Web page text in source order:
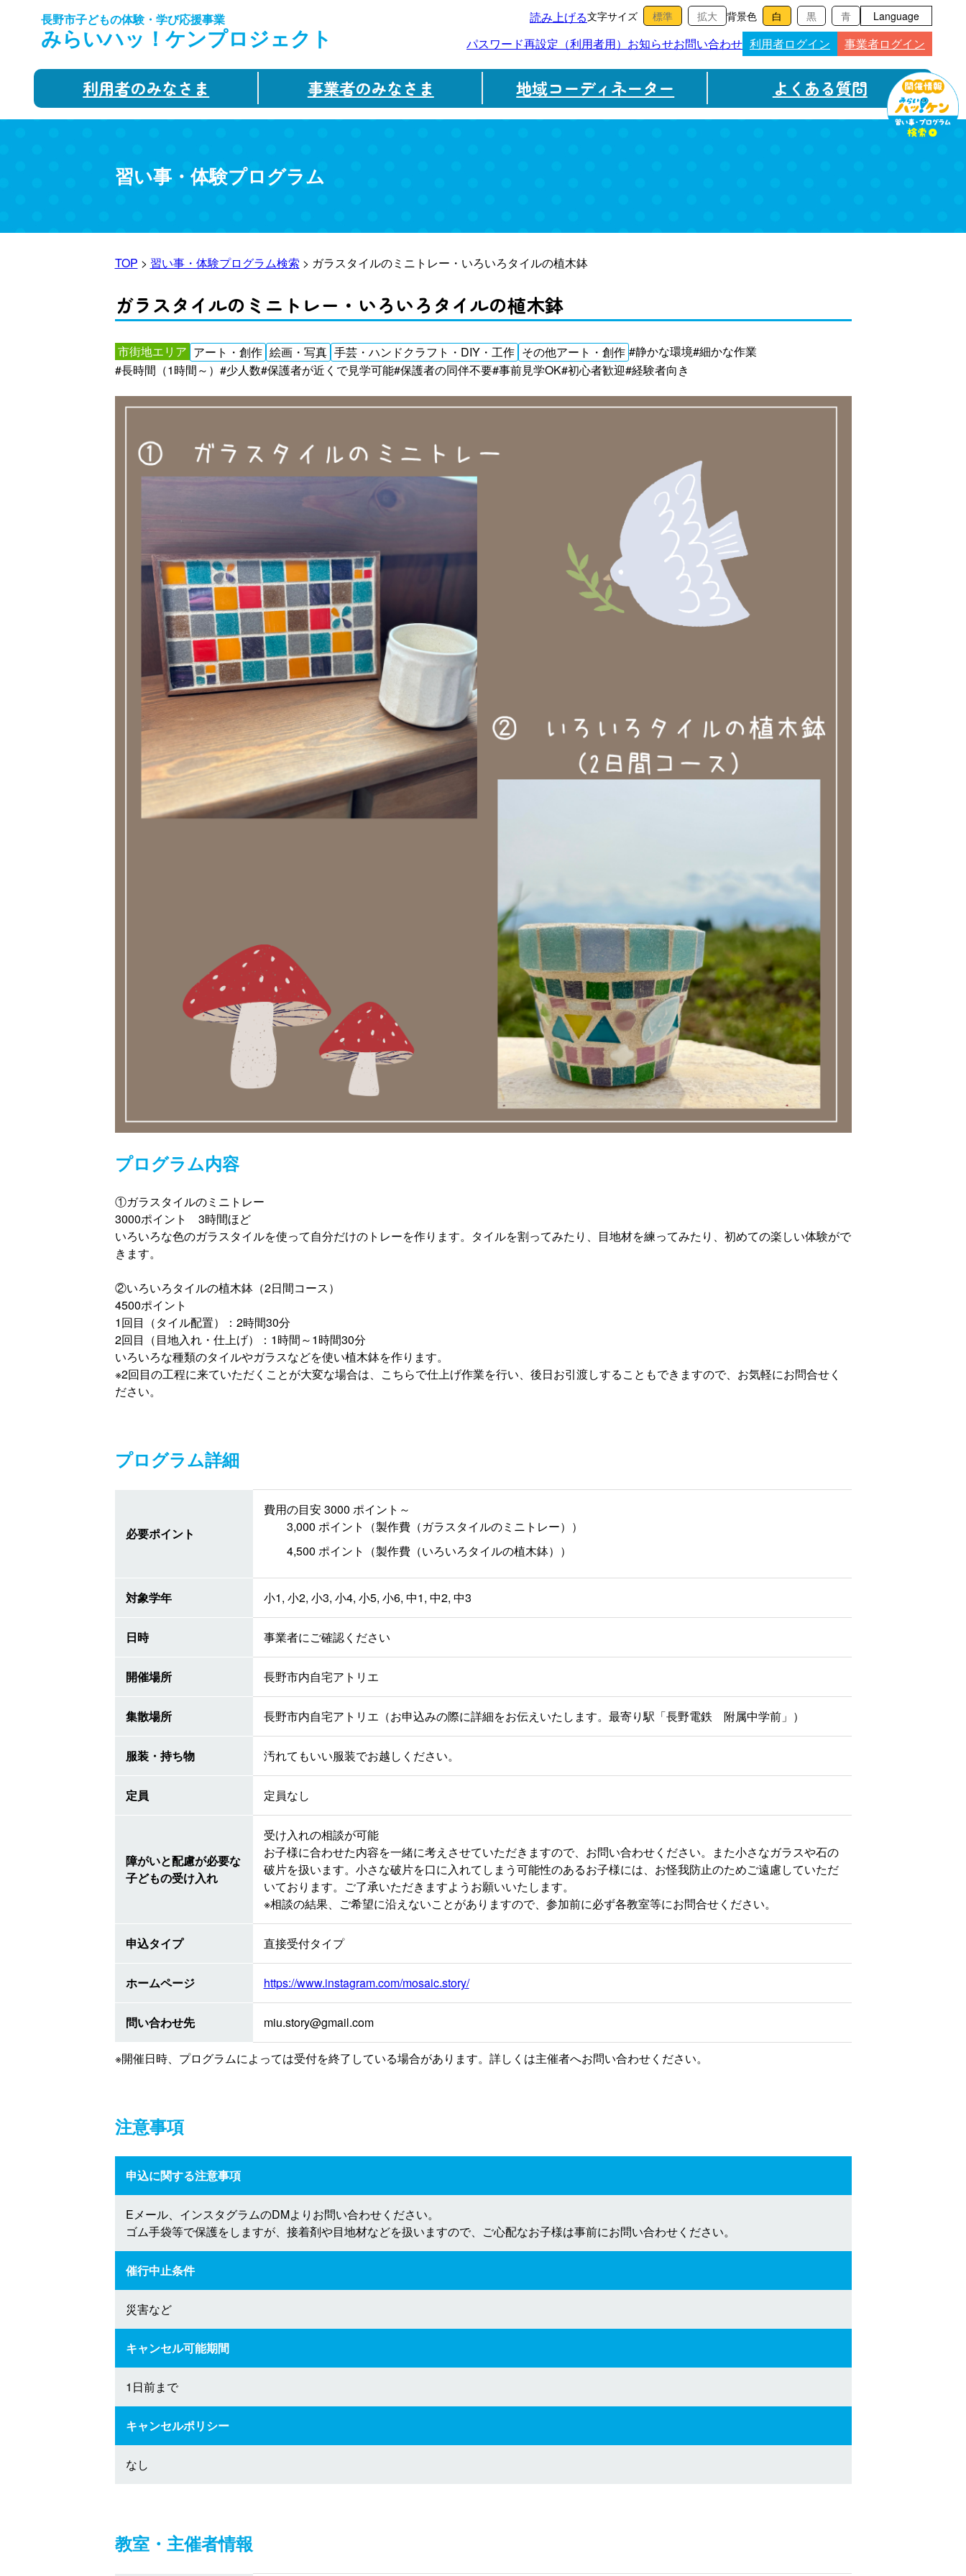
長野市子どもの体験・学び応援事業
みらいハッ！ケンプロジェクト
読み上げる文字サイズ 背景色 Language
パスワード再設定（利用者用） お知らせお問い合わせ 利用者ログイン 事業者ログイン
利用者のみなさま 事業者のみなさま 地域コーディネーター よくある質問
習い事・体験プログラム
TOP > 習い事・体験プログラム検索 > ガラスタイルのミニトレー・いろいろタイルの植木鉢
ガラスタイルのミニトレー・いろいろタイルの植木鉢
市街地エリア アート・創作 絵画・写真 手芸・ハンドクラフト・DIY・工作 その他アート・創作 #静かな環境#細かな作業
#長時間（1時間～） #少人数#保護者が近くで見学可能#保護者の同伴不要#事前見学OK#初心者歓迎#経験者向き
プログラム内容
①ガラスタイルのミニトレー
3000ポイント 3時間ほど
いろいろな色のガラスタイルを使って自分だけのトレーを作ります。タイルを割ってみたり、目地材を練ってみたり、初めての楽しい体験がで
きます。
②いろいろタイルの植木鉢（2日間コース）
4500ポイント
1回目（タイル配置）：2時間30分
2回目（目地入れ・仕上げ）：1時間～1時間30分
いろいろな種類のタイルやガラスなどを使い植木鉢を作ります。
※2回目の工程に来ていただくことが大変な場合は、こちらで仕上げ作業を行い、後日お引渡しすることもできますので、お気軽にお問合せく
ださい。
プログラム詳細
必要ポイント
費用の目安 3000 ポイント～
3,000 ポイント（製作費（ガラスタイルのミニトレー））
4,500 ポイント（製作費（いろいろタイルの植木鉢））
対象学年 小1, 小2, 小3, 小4, 小5, 小6, 中1, 中2, 中3
日時 事業者にご確認ください
開催場所 長野市内自宅アトリエ
集散場所 長野市内自宅アトリエ（お申込みの際に詳細をお伝えいたします。最寄り駅「長野電鉄 附属中学前」）
服装・持ち物 汚れてもいい服装でお越しください。
定員 定員なし
障がいと配慮が必要な
子どもの受け入れ
受け入れの相談が可能
お子様に合わせた内容を一緒に考えさせていただきますので、お問い合わせください。また小さなガラスや石の
破片を扱います。小さな破片を口に入れてしまう可能性のあるお子様には、お怪我防止のためご遠慮していただ
いております。ご了承いただきますようお願いいたします。
※相談の結果、ご希望に沿えないことがありますので、参加前に必ず各教室等にお問合せください。
申込タイプ 直接受付タイプ
ホームページ https://www.instagram.com/mosaic.story/
問い合わせ先 miu.story@gmail.com
※開催日時、プログラムによっては受付を終了している場合があります。詳しくは主催者へお問い合わせください。
注意事項
申込に関する注意事項
Eメール、インスタグラムのDMよりお問い合わせください。
ゴム手袋等で保護をしますが、接着剤や目地材などを扱いますので、ご心配なお子様は事前にお問い合わせください。
催行中止条件
災害など
キャンセル可能期間
1日前まで
キャンセルポリシー
なし
教室・主催者情報